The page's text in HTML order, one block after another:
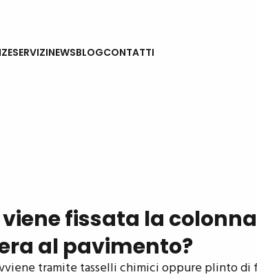
SERVIZINEWSBLOGCONTATTI
fissata la
al pavimento?
tramite tasselli chimici oppure plinto di